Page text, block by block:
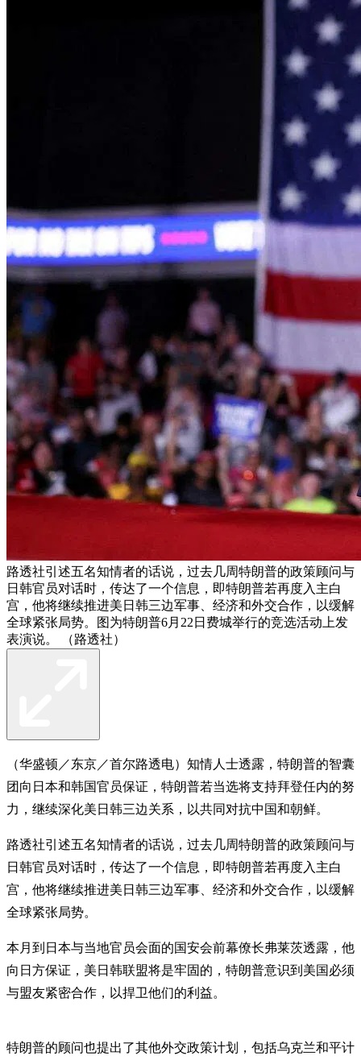
路透社引述五名知情者的话说，过去几周特朗普的政策顾问与
日韩官员对话时，传达了一个信息，即特朗普若再度入主白
宫，他将继续推进美日韩三边军事、经济和外交合作，以缓解
全球紧张局势。图为特朗普6月22日费城举行的竞选活动上发
表演说。 （路透社）
（华盛顿／东京／首尔路透电）知情人士透露，特朗普的智囊
团向日本和韩国官员保证，特朗普若当选将支持拜登任内的努
力，继续深化美日韩三边关系，以共同对抗中国和朝鲜。
路透社引述五名知情者的话说，过去几周特朗普的政策顾问与
日韩官员对话时，传达了一个信息，即特朗普若再度入主白
宫，他将继续推进美日韩三边军事、经济和外交合作，以缓解
全球紧张局势。
本月到日本与当地官员会面的国安会前幕僚长弗莱茨透露，他
向日方保证，美日韩联盟将是牢固的，特朗普意识到美国必须
与盟友紧密合作，以捍卫他们的利益。
特朗普的顾问也提出了其他外交政策计划，包括乌克兰和平计